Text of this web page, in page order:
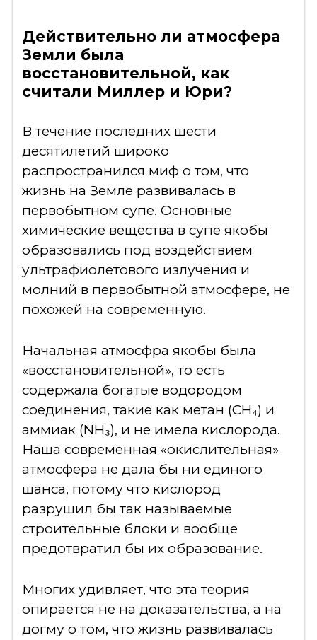
Действительно ли атмосфера
Земли была
восстановительной, как
считали Миллер и Юри?
В течение последних шести
десятилетий широко
распространился миф о том, что
жизнь на Земле развивалась в
первобытном супе. Основные
химические вещества в супе якобы
образовались под воздействием
ультрафиолетового излучения и
молний в первобытной атмосфере, не
похожей на современную.
Начальная атмосфра якобы была
«восстановительной», то есть
содержала богатые водородом
соединения, такие как метан (CH₄) и
аммиак (NH₃), и не имела кислорода.
Наша современная «окислительная»
атмосфера не дала бы ни единого
шанса, потому что кислород
разрушил бы так называемые
строительные блоки и вообще
предотвратил бы их образование.
Многих удивляет, что эта теория
опирается не на доказательства, а на
догму о том, что жизнь развивалась